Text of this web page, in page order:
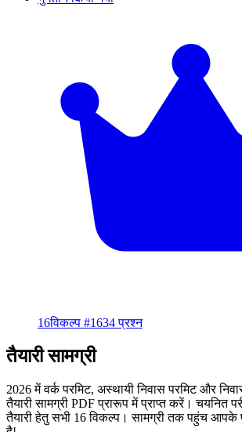
16विकल्प #1634 प्रश्न
तैयारी सामग्री
2026 में वर्क परमिट, अस्थायी निवास परमिट और
तैयारी सामग्री PDF प्रारूप में प्राप्त करें। चयनित
तैयारी हेतु सभी 16 विकल्प। सामग्री तक पहुंच आपके